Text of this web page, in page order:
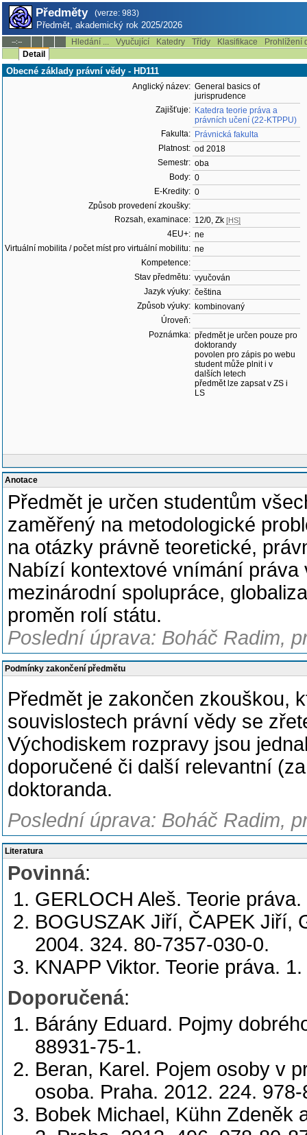
Předměty (verze: 983)
Předmět, akademický rok 2025/2026
--:-- Hledání ... Vyučující Katedry Třídy Klasifikace
Prohlížení
Detail
Obecné základy právní vědy - HD111
Anglický název: General basics of
jurisprudence
Zajišťuje: Katedra teorie práva a
právních učení (22-KTPPU)
Fakulta: Právnická fakulta
Platnost: od 2018
Semestr: oba
Body: 0
E-Kredity: 0
Způsob provedení zkoušky:
Rozsah, examinace: 12/0, Zk [HS]
4EU+: ne
Virtuální mobilita / počet míst pro virtuální mobilitu: ne
Kompetence:
Stav předmětu: vyučován
Jazyk výuky: čeština
Způsob výuky: kombinovaný
Úroveň:
Poznámka: předmět je určen pouze pro
doktorandy
povolen pro zápis po webu
student může plnit i v
dalších letech
předmět lze zapsat v ZS i
LS
Anotace
Předmět je určen studentům
zaměřený na metodologické
na otázky právně teoretické,
Nabízí kontextové vnímání
mezinárodní spolupráce,
proměn rolí státu.
Poslední úprava: Boháč Radim,
Podmínky zakončení předmětu
Předmět je zakončen zkouškou,
souvislostech právní vědy se
Východiskem rozpravy jsou
doporučené či další relevantní
doktoranda.
Poslední úprava: Boháč Radim,
Literatura
Povinná:
GERLOCH Aleš. Teorie
BOGUSZAK Jiří, ČAPEK Jiří,
2004. 324. 80-7357-030-0.
KNAPP Viktor. Teorie práva.
Doporučená:
Bárány Eduard. Pojmy
88931-75-1.
Beran, Karel. Pojem osoby v
osoba. Praha. 2012. 224.
Bobek Michael, Kühn Zdeněk